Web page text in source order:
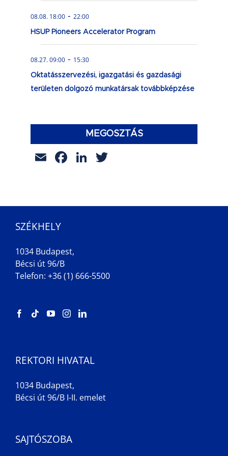
08.08. 18:00 - 22:00
HSUP Pioneers Accelerator Program
08.27. 09:00 - 15:30
Oktatásszervezési, igazgatási és gazdasági
területen dolgozó munkatársak továbbképzése
MEGOSZTÁS
EmailFacebook
LinkedIn
SZÉKHELY
1034 Budapest,
Bécsi út 96/B
Telefon: +36 (1) 666-5500
REKTORI HIVATAL
1034 Budapest,
Bécsi út 96/B I-II. emelet
SAJTÓSZOBA